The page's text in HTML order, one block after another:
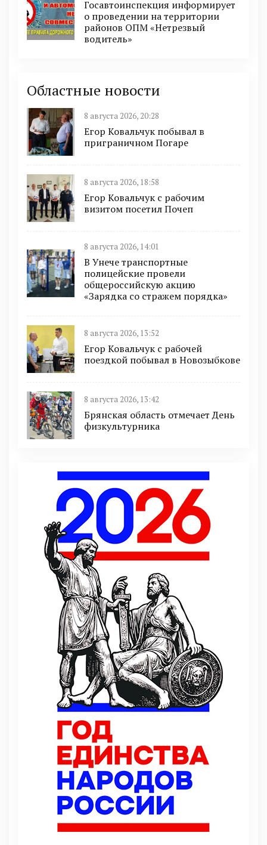
Госавтоинспекция информирует
о проведении на территории
районов ОПМ «Нетрезвый
водитель»
Областные новости
8 августа 2026, 20:28
Егор Ковальчук побывал в
приграничном Погаре
8 августа 2026, 18:58
Егор Ковальчук с рабочим
визитом посетил Почеп
8 августа 2026, 14:01
В Унече транспортные
полицейские провели
общероссийскую акцию
«Зарядка со стражем порядка»
8 августа 2026, 13:52
Егор Ковальчук с рабочей
поездкой побывал в Новозыбкове
8 августа 2026, 13:42
Брянская область отмечает День
физкультурника